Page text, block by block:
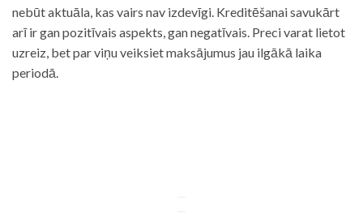
nebūt aktuāla, kas vairs nav izdevīgi. Kreditēšanai savukārt
arī ir gan pozitīvais aspekts, gan negatīvais. Preci varat lietot
uzreiz, bet par viņu veiksiet maksājumus jau ilgākā laika
periodā.